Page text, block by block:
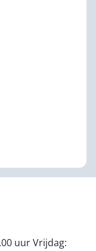
uur Vrijdag: